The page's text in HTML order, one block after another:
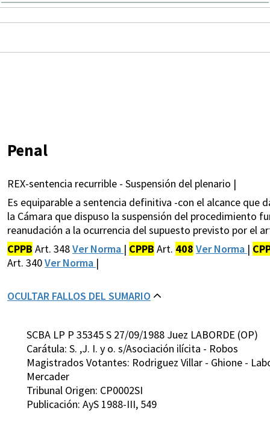
Penal
REX-sentencia recurrible - Suspensión del plenario |
Es equiparable a sentencia definitiva -con el alcance que
la Cámara que dispuso la suspensión del procedimiento
reanudación a la ocurrencia del supuesto previsto por el
CPPB Art. 348Ver Norma | CPPB Art. 408 Ver Norma |
Art. 340Ver Norma |
OCULTAR FALLOS DEL SUMARIO
SCBA LP P 35345 S 27/09/1988 Juez LABORDE (OP)
Carátula: S. ,J. I. y o. s/Asociación ilícita - Robos
Magistrados Votantes: Rodriguez Villar - Ghione -
Mercader
Tribunal Origen: CP0002SI
Publicación: AyS 1988-III, 549